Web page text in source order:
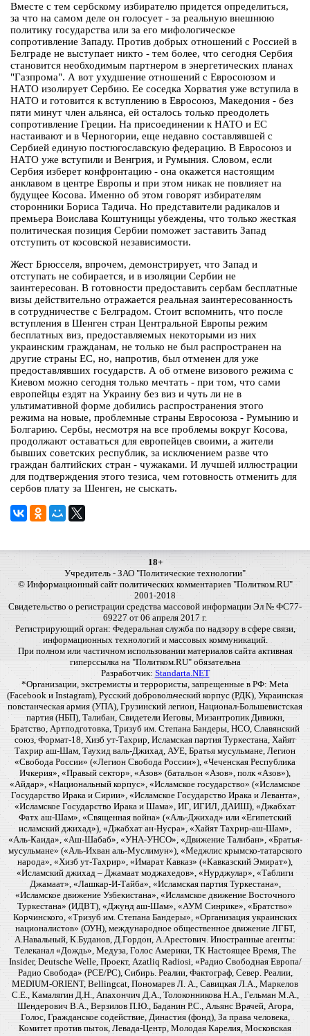
Вместе с тем сербскому избирателю придется определиться,
за что на самом деле он голосует - за реальную внешнюю
политику государства или за его мифологическое
сопротивление Западу. Против добрых отношений с Россией в
Белграде не выступает никто - тем более, что сегодня Сербия
становится необходимым партнером в энергетических планах
"Газпрома". А вот ухудшение отношений с Евросоюзом и
НАТО изолирует Сербию. Ее соседка Хорватия уже вступила в
НАТО и готовится к вступлению в Евросоюз, Македония - без
пяти минут член альянса, ей осталось только преодолеть
сопротивление Греции. На присоединении к НАТО и ЕС
настаивают и в Черногории, еще недавно составлявшей с
Сербией единую постюгославскую федерацию. В Евросоюз и
НАТО уже вступили и Венгрия, и Румыния. Словом, если
Сербия изберет конфронтацию - она окажется настоящим
анклавом в центре Европы и при этом никак не повлияет на
будущее Косова. Именно об этом говорят избирателям
сторонники Бориса Тадича. Но представители радикалов и
премьера Воислава Коштуницы убеждены, что только жесткая
политическая позиция Сербии поможет заставить Запад
отступить от косовской независимости.
Жест Брюсселя, впрочем, демонстрирует, что Запад и
отступать не собирается, и в изоляции Сербии не
заинтересован. В готовности предоставить сербам бесплатные
визы действительно отражается реальная заинтересованность
в сотрудничестве с Белградом. Стоит вспомнить, что после
вступления в Шенген стран Центральной Европы режим
бесплатных виз, предоставляемых некоторыми из них
украинским гражданам, не только не был распространен на
другие страны ЕС, но, напротив, был отменен для уже
предоставлявших государств. А об отмене визового режима с
Киевом можно сегодня только мечтать - при том, что сами
европейцы ездят на Украину без виз и чуть ли не в
ультимативной форме добились распространения этого
режима на новые, проблемные страны Евросоюза - Румынию и
Болгарию. Сербы, несмотря на все проблемы вокруг Косова,
продолжают оставаться для европейцев своими, а жители
бывших советских республик, за исключением разве что
граждан балтийских стран - чужаками. И лучшей иллюстрации
для подтверждения этого тезиса, чем готовность отменить для
сербов плату за Шенген, не сыскать.
18+
Учредитель - ЗАО "Политические технологии"
© Информационный сайт политических комментариев "Политком.RU"
2001-2018
Свидетельство о регистрации средства массовой информации Эл № ФС77-
69227 от 06 апреля 2017 г.
Регистрирующий орган: Федеральная служба по надзору в сфере связи,
информационных технологий и массовых коммуникаций.
При полном или частичном использовании материалов сайта активная
гиперссылка на "Политком.RU" обязательна
Разработчик: Standarta.NET
*Организации, экстремисты и террористы, запрещенные в РФ: Meta
(Facebook и Instagram), Русский добровольческий корпус (РДК), Украинская
повстанческая армия (УПА), Грузинский легион, Национал-Большевистская
партия (НБП), Талибан, Свидетели Иеговы, Мизантропик Дивижн,
Братство, Артподготовка, Тризуб им. Степана Бандеры, НСО, Славянский
союз, Формат-18, Хизб ут-Тахрир, Исламская партия Туркестана, Хайят
Тахрир аш-Шам, Таухид валь-Джихад, АУЕ, Братья мусульмане, Легион
«Свобода России» («Легион Свобода России»), «Чеченская Республика
Ичкерия», «Правый сектор», «Азов» (батальон «Азов», полк «Азов»),
«Айдар», «Национальный корпус», «Исламское государство» («Исламское
Государство Ирака и Сирии», «Исламское Государство Ирака и Леванта»,
«Исламское Государство Ирака и Шама», ИГ, ИГИЛ, ДАИШ), «Джабхат
Фатх аш-Шам», «Священная война» («Аль-Джихад» или «Египетский
исламский джихад»), «Джабхат ан-Нусра», «Хайят Тахрир-аш-Шам»,
«Аль-Каида», «Аш-Шабаб», «УНА-УНСО», «Движение Талибан», «Братья-
мусульмане» («Аль-Ихван аль-Муслимун»), «Меджлис крымско-татарского
народа», «Хизб ут-Тахрир», «Имарат Кавказ» («Кавказский Эмират»),
«Исламский джихад – Джамаат моджахедов», «Нурджулар», «Таблиги
Джамаат», «Лашкар-И-Тайба», «Исламская партия Туркестана»,
«Исламское движение Узбекистана», «Исламское движение Восточного
Туркестана» (ИДВТ), «Джунд аш-Шам», «АУМ Синрике», «Братство»
Корчинского, «Тризуб им. Степана Бандеры», «Организация украинских
националистов» (ОУН), международное общественное движение ЛГБТ,
А.Навальный, К.Буданов, Д.Гордон, А.Арестович. Иностранные агенты:
Телеканал «Дождь», Медуза, Голос Америки, ТК Настоящее Время, The
Insider, Deutsche Welle, Проект, Azatliq Radiosi, «Радио Свободная Европа/
Радио Свобода» (PCE/PC), Сибирь. Реалии, Фактограф, Север. Реалии,
MEDIUM-ORIENT, Bellingcat, Пономарев Л. А., Савицкая Л.А., Маркелов
С.Е., Камалягин Д.Н., Апахончич Д.А., Толоконникова Н.А., Гельман М.А.,
Шендерович В.А., Верзилов П.Ю., Баданин Р.С., Альянс Врачей, Агора,
Голос, Гражданское содействие, Династия (фонд), За права человека,
Комитет против пыток, Левада-Центр, Молодая Карелия, Московская